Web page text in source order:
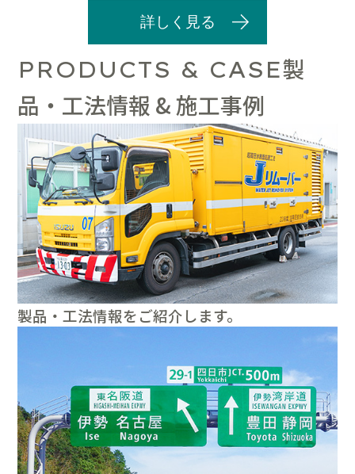
詳しく見る
PRODUCTS & CASE製
品・工法情報 & 施工事例
製品・工法情報をご紹介します。